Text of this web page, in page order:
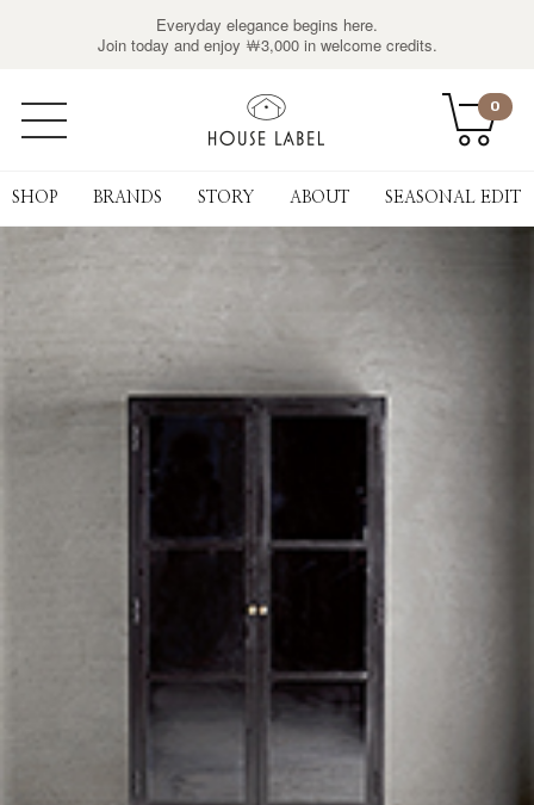
Everyday elegance begins here.
Join today and enjoy ￦3,000 in welcome credits.
0
SHOP BRANDS STORY ABOUT SEASONAL EDIT